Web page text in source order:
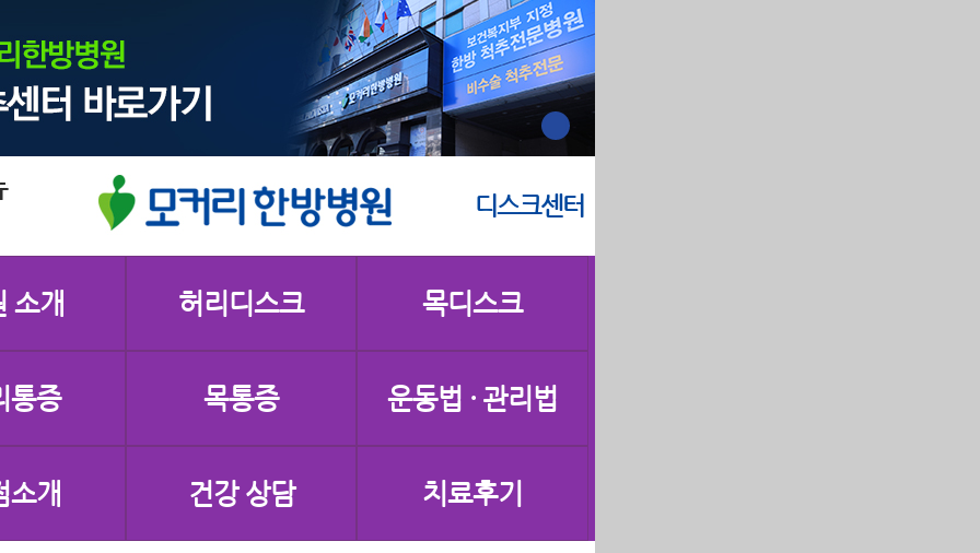
디스크센터
소개 허리디스크 목디스크
통증 목통증 운동법 · 관리법
소개 건강 상담 치료후기